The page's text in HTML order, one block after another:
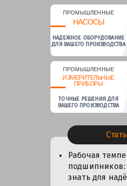
ПРОМЫШЛЕННЫЕ
НАСОСЫ
НАДЕЖНОЕ ОБОРУДОВАНИЕ
ДЛЯ ВАШЕГО ПРОИЗВОДСТВА
ПРОМЫШЛЕННЫЕ
ИЗМЕРИТЕЛЬНЫЕ
ПРИБОРЫ
ТОЧНЫЕ РЕШЕНИЯ ДЛЯ
ВАШЕГО ПРОИЗВОДСТВА
Рабочая
знать для